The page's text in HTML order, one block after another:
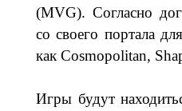
(MVG). Согласно
со своего портала
как Cosmopolitan,
Игры будут